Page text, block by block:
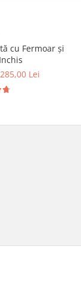
cu Fermoar și
Lei